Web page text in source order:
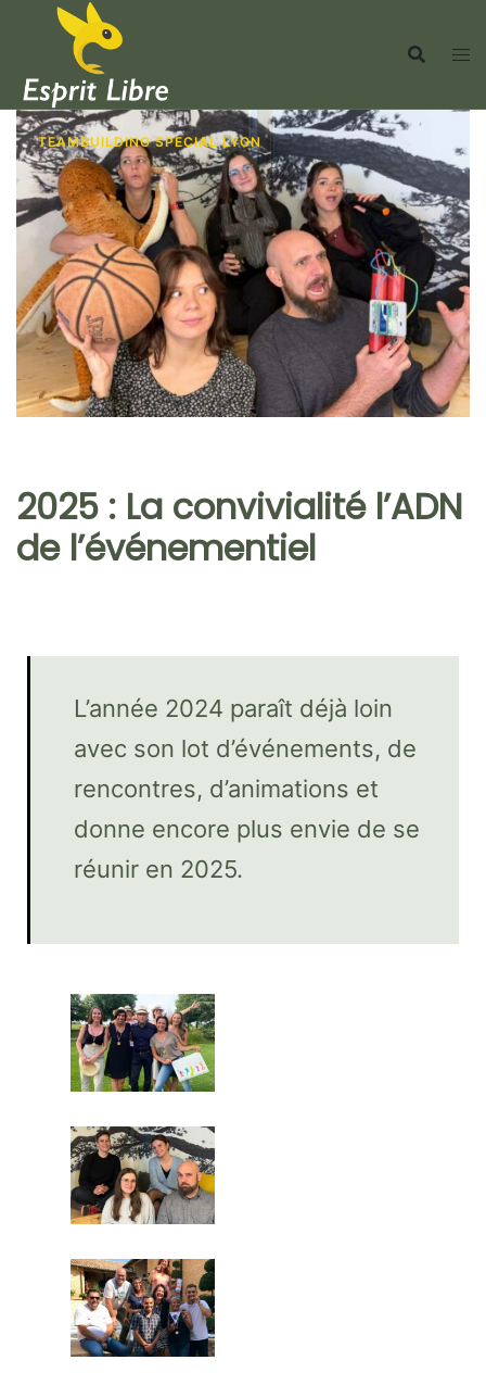
TEAMBUILDING SPECIAL LYON
2025 : La convivialité l’ADN
de l’événementiel
L’année 2024 paraît déjà loin
avec son lot d’événements, de
rencontres, d’animations et
donne encore plus envie de se
réunir en 2025.